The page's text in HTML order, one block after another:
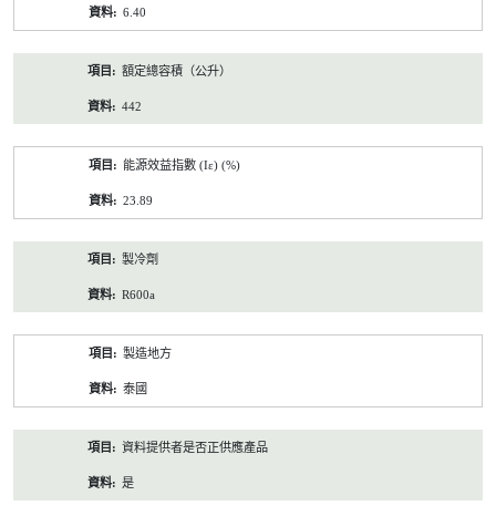
6.40
額定總容積（公升）
442
能源效益指數 (Iε) (%)
23.89
製冷劑
R600a
製造地方
泰國
資料提供者是否正供應產品
是